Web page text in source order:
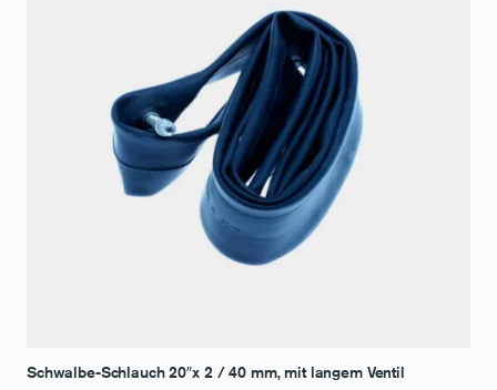
Schwalbe-Schlauch 20″x 2 / 40 mm, mit langem Ventil